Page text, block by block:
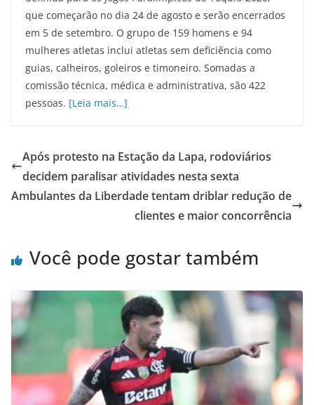
que começarão no dia 24 de agosto e serão encerrados
em 5 de setembro. O grupo de 159 homens e 94
mulheres atletas inclui atletas sem deficiência como
guias, calheiros, goleiros e timoneiro. Somadas a
comissão técnica, médica e administrativa, são 422
pessoas. [Leia mais…]
Após protesto na Estação da Lapa, rodoviários
decidem paralisar atividades nesta sexta
Ambulantes da Liberdade tentam driblar redução de
clientes e maior concorrência
Você pode gostar também